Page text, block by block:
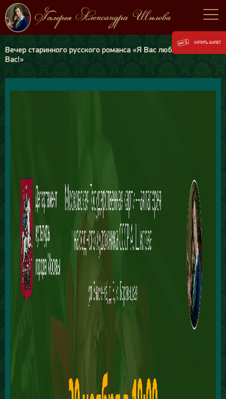
Вечер старинного русского романса «Я Вас люблю, я думаю о
Вас!»
КУПИТЬ БИЛЕТ